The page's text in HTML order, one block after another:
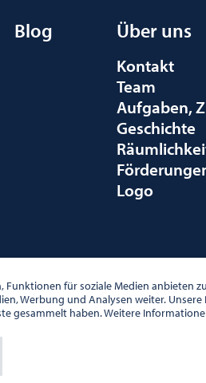
Blog Über uns
Kontakt
Team
Aufgaben,
Geschichte
Logo
WIEN
UHR
für soziale Medien
Werbung und Analysen weiter.
gesammelt haben. Weitere